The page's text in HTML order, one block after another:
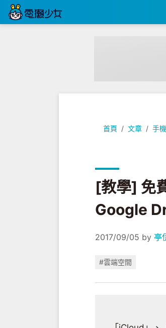
首頁 文章 手
[教學] 免費雲端
[教學] 免
Google
2017/09/05 by 亭
#雲端空間